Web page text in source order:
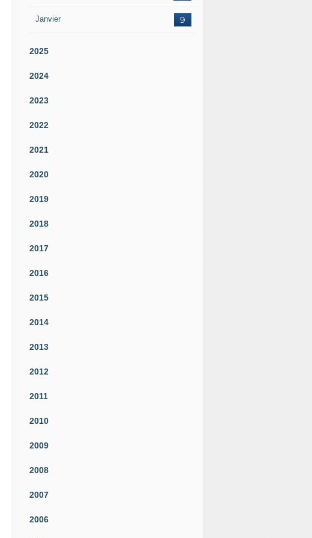
Janvier 9
2025
2024
2023
2022
2021
2020
2019
2018
2017
2016
2015
2014
2013
2012
2011
2010
2009
2008
2007
2006